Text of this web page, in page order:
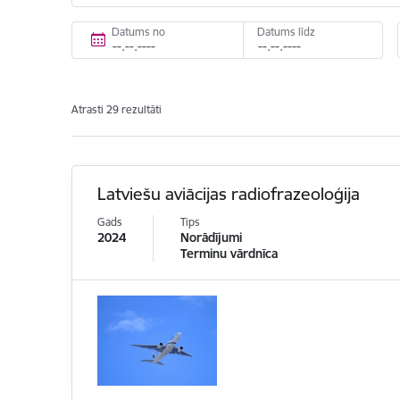
Datums no Datums līdz
Atrasti 29 rezultāti
Latviešu aviācijas radiofrazeoloģija
Gads
2024
Tips
Norādījumi
Terminu vārdnīca